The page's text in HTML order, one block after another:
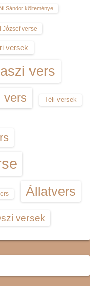
Sándor költeménye
József verse
versek
vers
vers Téli versek
Állatvers
versek